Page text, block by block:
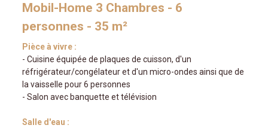
Mobil-Home 3 Chambres - 6
personnes - 35 m²
Pièce à vivre :
- Cuisine équipée de plaques de cuisson, d'un
réfrigérateur/congélateur et d'un micro-ondes ainsi que de
la vaisselle pour 6 personnes
- Salon avec banquette et télévision
Salle d'eau :